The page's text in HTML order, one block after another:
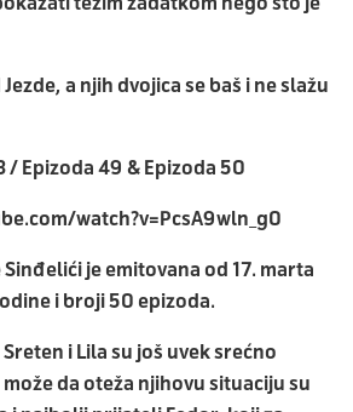
a njih dvojica se baš i ne slažu
/ Epizoda 49 & Epizoda 50
watch?v=PcsA9wln_g0
je emitovana od 17. marta
i broji 50 epizoda.
i Lila su još uvek srećno
da oteža njihovu situaciju su